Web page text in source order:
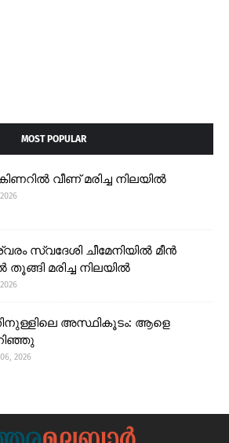
MOST POPULAR
കിണറിൽ വീണ് മരിച്ച നിലയിൽ
സ്വദേശി ചീമേനിയിൽ മീൻ
തൂങ്ങി മരിച്ച നിലയിൽ
അസ്ഥികൂടം: ആളെ
2026